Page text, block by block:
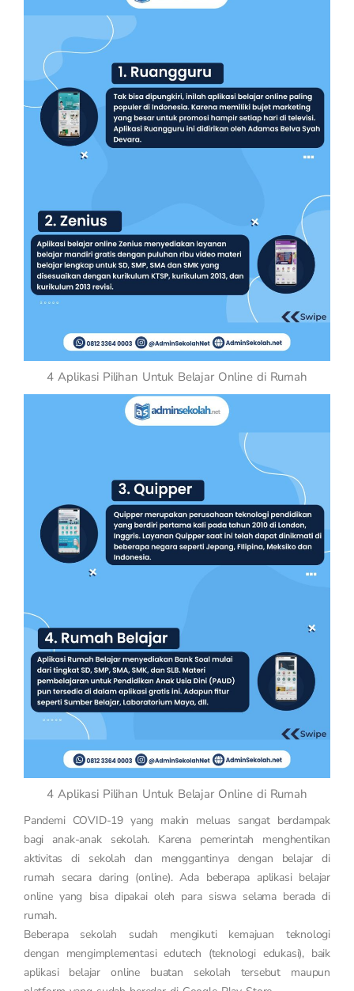
4 Aplikasi Pilihan Untuk Belajar Online di Rumah
4 Aplikasi Pilihan Untuk Belajar Online di Rumah
Pandemi COVID-19 yang makin meluas sangat berdampak
bagi anak-anak sekolah. Karena pemerintah menghentikan
aktivitas di sekolah dan menggantinya dengan belajar di
rumah secara daring (online). Ada beberapa aplikasi belajar
online yang bisa dipakai oleh para siswa selama berada di
rumah.
Beberapa sekolah sudah mengikuti kemajuan teknologi
dengan mengimplementasi edutech (teknologi edukasi), baik
aplikasi belajar online buatan sekolah tersebut maupun